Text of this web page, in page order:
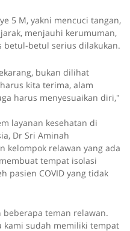
5 M, yakni mencuci tangan,
menjauhi kerumuman,
betul-betul serius dilakukan.
bukan dilihat
kita terima, alam
harus menyesuaikan diri,"
layanan kesehatan di
Dr Sri Aminah
kelompok relawan yang ada
tempat isolasi
pasien COVID yang tidak
beberapa teman relawan.
kami sudah memiliki tempat